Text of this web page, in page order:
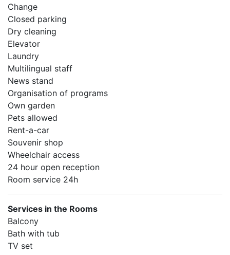
Change
Closed parking
Dry cleaning
Elevator
Laundry
Multilingual staff
News stand
Organisation of programs
Own garden
Pets allowed
Rent-a-car
Souvenir shop
Wheelchair access
24 hour open reception
Room service 24h
Services in the Rooms
Balcony
Bath with tub
TV set